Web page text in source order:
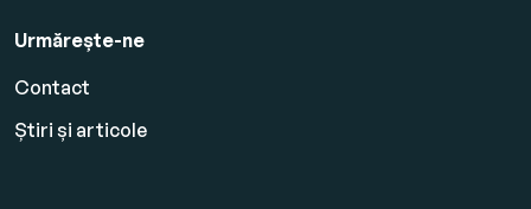
Urmărește-ne
Contact
Știri și articole